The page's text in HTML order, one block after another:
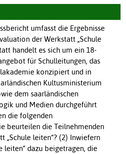
umfasst die Ergebnisse
der Werkstatt „Schule
handelt es sich um ein 18-
für Schulleitungen, das
konzipiert und in
Kultusministerium
dem saarländischen
und Medien durchgeführt
die folgenden
beurteilen die Teilnehmenden
„Schule leiten“? (2) Inwiefern
leiten“ dazu beigetragen, die